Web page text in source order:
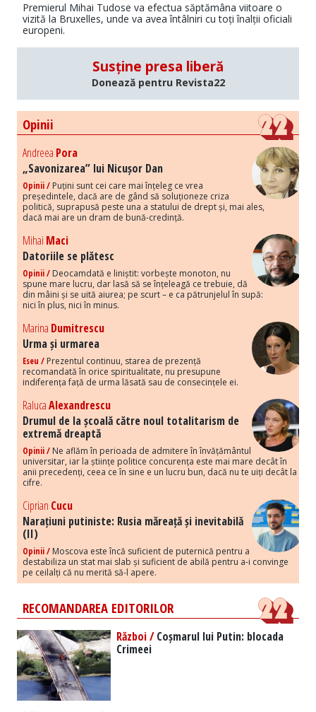
Premierul Mihai Tudose va efectua săptămâna viitoare o
vizită la Bruxelles, unde va avea întâlniri cu toți înalții oficiali
europeni.
Susține presa liberă
Donează pentru Revista22
Opinii
Andreea Pora
„Savonizarea” lui Nicușor Dan
Opinii / Puțini sunt cei care mai înțeleg ce vrea
președintele, dacă are de gând să soluționeze criza
politică, suprapusă peste una a statului de drept și, mai ales,
dacă mai are un dram de bună-credință.
Mihai Maci
Datoriile se plătesc
Opinii / Deocamdată e liniștit: vorbește monoton, nu
spune mare lucru, dar lasă să se înțeleagă ce trebuie, dă
din mâini și se uită aiurea; pe scurt – e ca pătrunjelul în supă:
nici în plus, nici în minus.
Marina Dumitrescu
Urma și urmarea
Eseu / Prezentul continuu, starea de prezență
recomandată în orice spiritualitate, nu presupune
indiferența față de urma lăsată sau de consecințele ei.
RalucaAlexandrescu
Drumul de la școală către noul totalitarism de
extremă dreaptă
Opinii / Ne aflăm în perioada de admitere în învățământul
universitar, iar la științe politice concurența este mai mare decât în
anii precedenți, ceea ce în sine e un lucru bun, dacă nu te uiți decât la
cifre.
Ciprian Cucu
Narațiuni putiniste: Rusia măreață și inevitabilă
(II)
Opinii / Moscova este încă suficient de puternică pentru a
destabiliza un stat mai slab și suficient de abilă pentru a-i convinge
pe ceilalți că nu merită să-l apere.
RECOMANDAREA EDITORILOR
Război /Coșmarul lui Putin: blocada
Crimeei